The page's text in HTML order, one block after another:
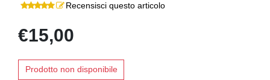
Recensisci questo articolo
€15,00
Prodotto non disponibile